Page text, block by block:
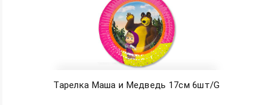
Тарелка Маша и Медведь 17см 6шт/G